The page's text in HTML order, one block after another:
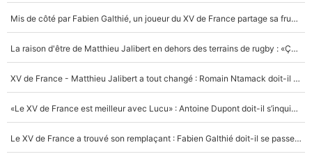
Mis de côté par Fabien Galthié, un joueur du XV de France partage sa frustration : «ils ne me l’ont pas dit tout de suite»
La raison d'être de Matthieu Jalibert en dehors des terrains de rugby : «Ça m'atteint autant que si tu touches à un membre de ma famille»
XV de France - Matthieu Jalibert a tout changé : Romain Ntamack doit-il s’inquiéter pour sa place à un an de la Coupe du monde ?
«Le XV de France est meilleur avec Lucu» : Antoine Dupont doit-il s’inquiéter pour sa place ?
Le XV de France a trouvé son remplaçant : Fabien Galthié doit-il se passer d'Antoine Dupont ?